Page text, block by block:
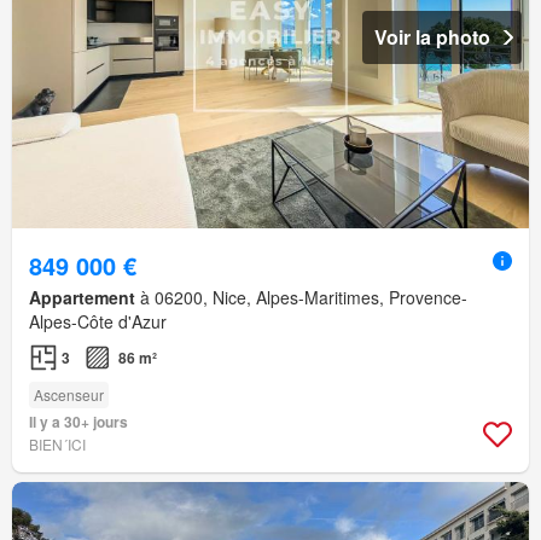
Voir la photo
849 000 €
Appartement à 06200, Nice, Alpes-Maritimes, Provence-
Alpes-Côte d'Azur
3 86 m²
Ascenseur
Il y a 30+ jours
BIEN´ICI